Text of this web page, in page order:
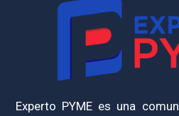
Experto PYME es una